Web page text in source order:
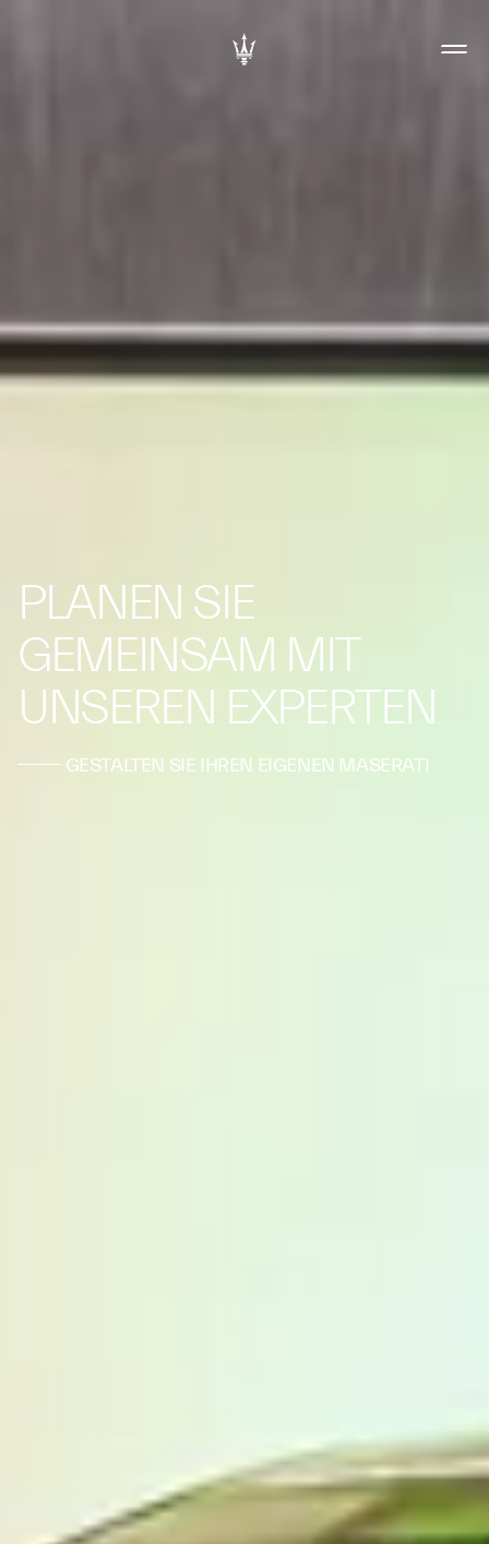
PLANEN SIE
GEMEINSAM MIT
UNSEREN EXPERTEN
GESTALTEN SIE IHREN EIGENEN MASERATI